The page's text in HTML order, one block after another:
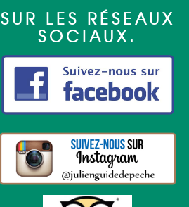
SUR LES RÉSEAUX
SOCIAUX.